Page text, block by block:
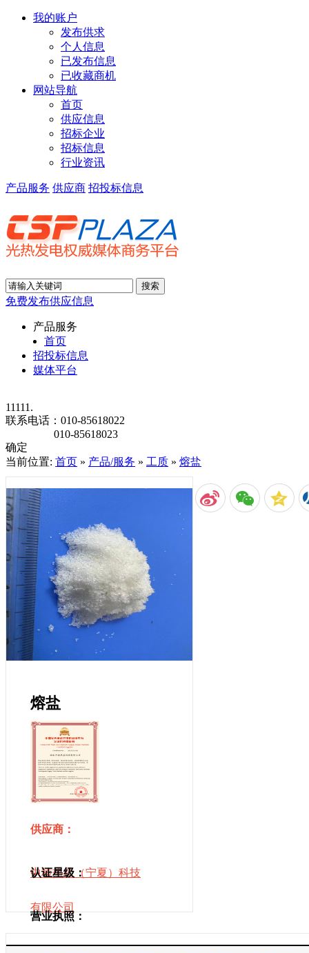
我的账户
发布供求
个人信息
已发布信息
已收藏商机
网站导航
首页
供应信息
招标企业
招标信息
行业资讯
产品服务 供应商 招投标信息
免费发布供应信息
产品服务
首页
招投标信息
媒体平台
11111.
联系电话： 010-85618022
010-85618023
确定
当前位置: 首页 » 产品/服务 » 工质 » 熔盐
熔盐
供应商：
中核热盐（宁夏）科技
有限公司
认证星级：
营业执照：